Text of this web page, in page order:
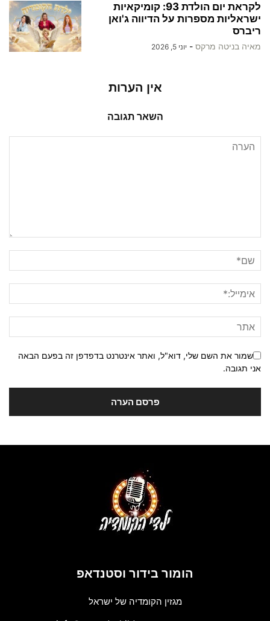
לקראת יום הולדת 93: קומיקאיות
ישראליות מספרות על הדיווה ג'ואן
ריברס
מאיה בניטה מרקס - יוני 5, 2026
אין הערות
השאר תגובה
שמור את השם שלי, דוא"ל, ואתר אינטרנט בדפדפן זה בפעם הבאה
אני תגובה.
הומור בידור וסטנדאפ
מגזין הקומדיה של ישראל